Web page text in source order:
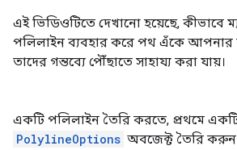
এই ভিডিওটিতে দেখানো হয়েছে, কীভাবে
পলিলাইন ব্যবহার করে পথ এঁকে আপনার
তাদের গন্তব্যে পৌঁছাতে সাহায্য করা যায়।
একটি পলিলাইন তৈরি করতে, প্রথমে
PolylineOptions অবজেক্ট তৈরি